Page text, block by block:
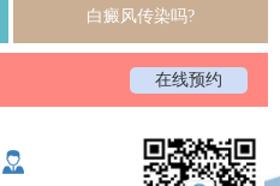
白癜风传染吗?
在线预约